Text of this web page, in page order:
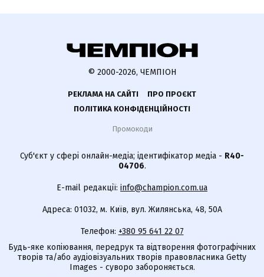
© 2000-2026, ЧЕМПІОН
РЕКЛАМА НА САЙТІ
ПРО ПРОЄКТ
ПОЛІТИКА КОНФІДЕНЦІЙНОСТІ
Промокоди
Суб'єкт у сфері онлайн-медіа; ідентифікатор медіа - R40-
04706.
E-mail редакції: info@champion.com.ua
Адреса: 01032, м. Київ, вул. Жилянська, 48, 50А
Телефон: +380 95 641 22 07
Будь-яке копіювання, передрук та відтворення фотографічних
творів та/або аудіовізуальних творів правовласника Getty
Images - суворо забороняється.